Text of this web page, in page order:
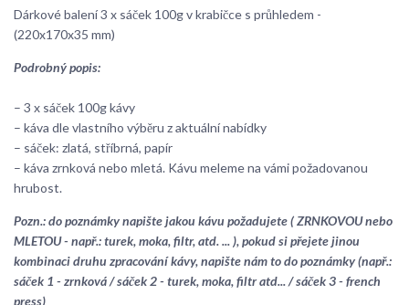
Dárkové balení 3 x sáček 100g v krabičce s průhledem -
(220x170x35 mm)
Podrobný popis:
– 3 x sáček 100g kávy
– káva dle vlastního výběru z aktuální nabídky
– sáček: zlatá, stříbrná, papír
– káva zrnková nebo mletá. Kávu meleme na vámi požadovanou
hrubost.
Pozn.: do poznámky napište jakou kávu požadujete ( ZRNKOVOU nebo
MLETOU - např.: turek, moka, filtr, atd. ... ), pokud si přejete jinou
kombinaci druhu zpracování kávy, napište nám to do poznámky (např.:
sáček 1 - zrnková / sáček 2 - turek, moka, filtr atd... / sáček 3 - french
press)